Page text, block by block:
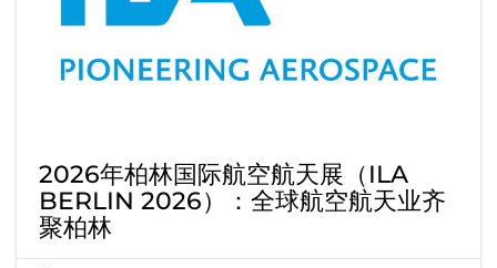
2026年柏林国际航空航天展（ILA
BERLIN 2026）：全球航空航天业齐
聚柏林